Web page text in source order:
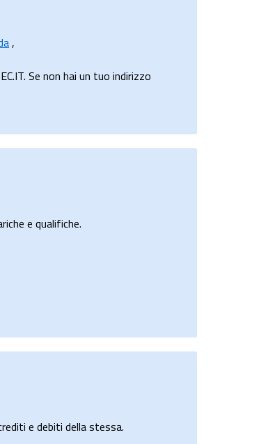
,
Se non hai un tuo indirizzo
e qualifiche.
e debiti della stessa.